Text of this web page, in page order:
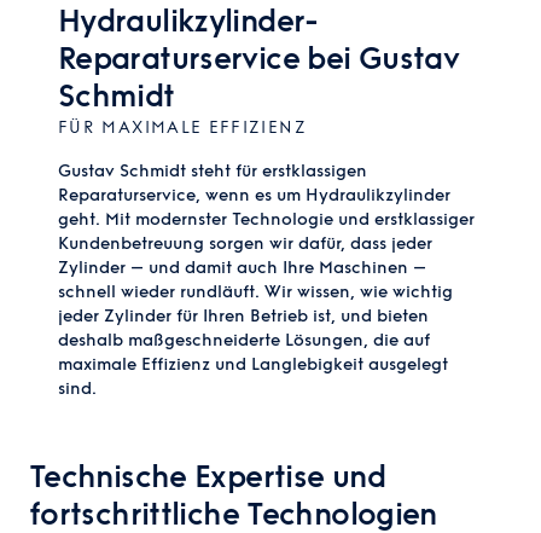
Hydraulikzylinder-
Reparaturservice bei Gustav
Schmidt
FÜR MAXIMALE EFFIZIENZ
Gustav Schmidt steht für erstklassigen
Reparaturservice, wenn es um Hydraulikzylinder
geht. Mit modernster Technologie und erstklassiger
Kundenbetreuung sorgen wir dafür, dass jeder
Zylinder – und damit auch Ihre Maschinen –
schnell wieder rundläuft. Wir wissen, wie wichtig
jeder Zylinder für Ihren Betrieb ist, und bieten
deshalb maßgeschneiderte Lösungen, die auf
maximale Effizienz und Langlebigkeit ausgelegt
sind.
Technische Expertise und
fortschrittliche Technologien